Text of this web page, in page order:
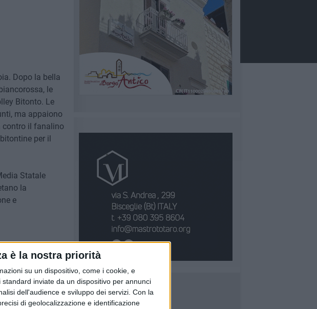
è la nostra priorità
su un dispositivo, come i cookie, e
inviate da un dispositivo per annunci
dell'audience e sviluppo dei servizi. Con la
di geolocalizzazione e identificazione
Dopo la bella
le
Bitonto. Le
ma appaiono
contro il fanalino
per il
Statale
la
e